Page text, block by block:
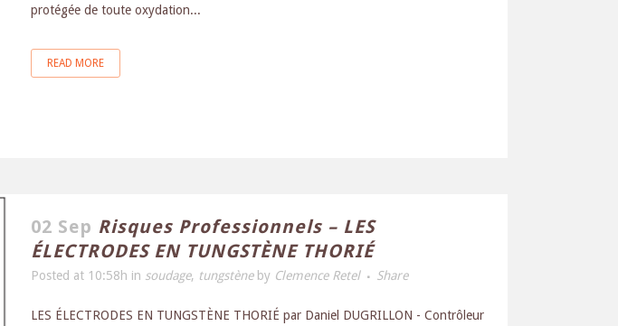
protégée de toute oxydation...
READ MORE
02 Sep Risques Professionnels – LES
ÉLECTRODES EN TUNGSTÈNE THORIÉ
Posted at 10:58h in soudage, tungstène by Clemence Retel Share
LES ÉLECTRODES EN TUNGSTÈNE THORIÉ par Daniel DUGRILLON - Contrôleur